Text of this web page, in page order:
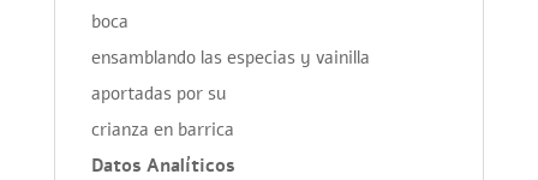
boca
ensamblando las especias y vainilla
aportadas por su
crianza en barrica
Datos Analíticos